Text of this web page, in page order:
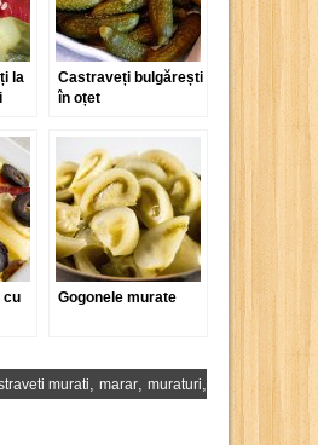
la
Castraveți bulgărești
în oțet
cu
Gogonele murate
murati, marar, muraturi,